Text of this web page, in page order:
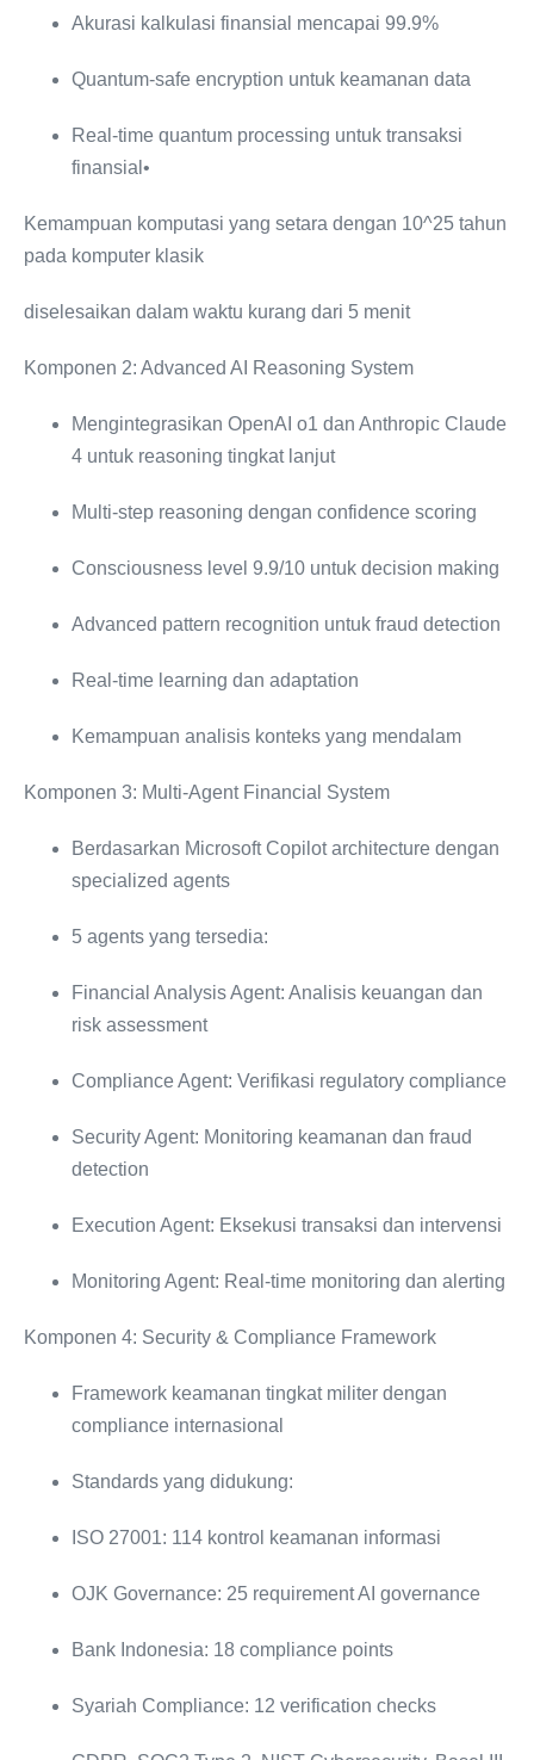
Akurasi kalkulasi finansial mencapai 99.9%
Quantum-safe encryption untuk keamanan data
Real-time quantum processing untuk transaksi
finansial•
Kemampuan komputasi yang setara dengan 10^25 tahun
pada komputer klasik
diselesaikan dalam waktu kurang dari 5 menit
Komponen 2: Advanced AI Reasoning System
Mengintegrasikan OpenAI o1 dan Anthropic Claude
4 untuk reasoning tingkat lanjut
Multi-step reasoning dengan confidence scoring
Consciousness level 9.9/10 untuk decision making
Advanced pattern recognition untuk fraud detection
Real-time learning dan adaptation
Kemampuan analisis konteks yang mendalam
Komponen 3: Multi-Agent Financial System
Berdasarkan Microsoft Copilot architecture dengan
specialized agents
5 agents yang tersedia:
Financial Analysis Agent: Analisis keuangan dan
risk assessment
Compliance Agent: Verifikasi regulatory compliance
Security Agent: Monitoring keamanan dan fraud
detection
Execution Agent: Eksekusi transaksi dan intervensi
Monitoring Agent: Real-time monitoring dan alerting
Komponen 4: Security & Compliance Framework
Framework keamanan tingkat militer dengan
compliance internasional
Standards yang didukung:
ISO 27001: 114 kontrol keamanan informasi
OJK Governance: 25 requirement AI governance
Bank Indonesia: 18 compliance points
Syariah Compliance: 12 verification checks